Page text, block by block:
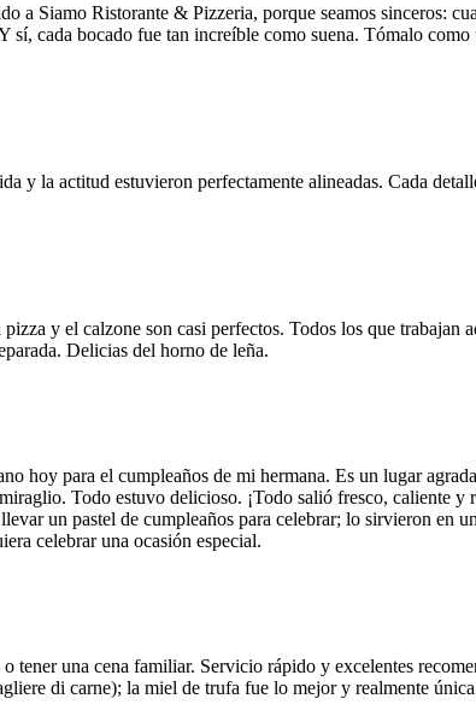
a Siamo Ristorante & Pizzeria, porque seamos sinceros:
sí, cada bocado fue tan increíble como suena. Tómalo
y la actitud estuvieron perfectamente alineadas. Cada
y el calzone son casi perfectos. Todos los que
Delicias del horno de leña.
hoy para el cumpleaños de mi hermana. Es un lugar
Todo estuvo delicioso. ¡Todo salió fresco,
un pastel de cumpleaños para celebrar; lo sirvieron en
celebrar una ocasión especial.
tener una cena familiar. Servicio rápido y excelentes
di carne); la miel de trufa fue lo mejor y realmente